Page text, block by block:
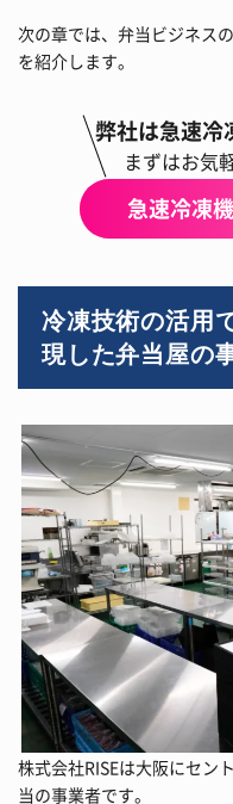
次の章では、弁当ビジネス
を紹介します。
弊社は急速冷
まずはお気
急速冷凍
冷凍技術の活用
現した弁当屋の
株式会社RISEは大阪にセン
当の事業者です。